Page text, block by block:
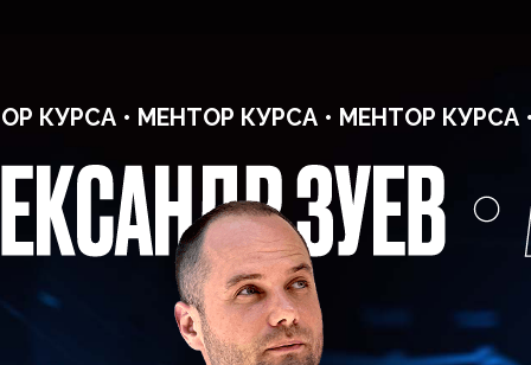
Нет полного понимания, когда
вовремя войти и закрыть
прибыльную позицию
Физически ощущается
недостаток информации для
принятия решений
Неразумное среднее
соотношение прибыли к риску
которые требуют чересчур